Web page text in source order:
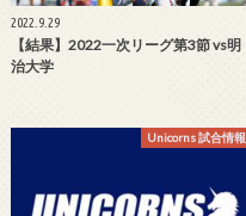
2022.9.29
【結果】2022一次リーグ第3節 vs明
治大学
Unicorns 試合情報